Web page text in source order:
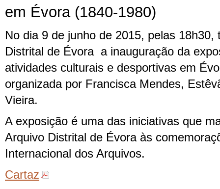
em Évora (1840-1980)
No dia 9 de junho de 2015, pelas 18h30,
Distrital de Évora a inauguração da
atividades culturais e desportivas em
organizada por Francisca Mendes,
Vieira.
A exposição é uma das iniciativas que
Arquivo Distrital de Évora às
Internacional dos Arquivos.
Cartaz